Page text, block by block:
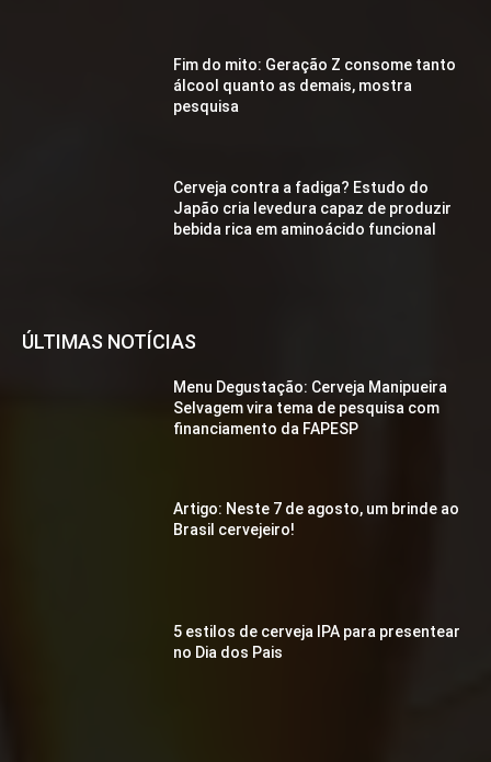
Fim do mito: Geração Z consome tanto
álcool quanto as demais, mostra
pesquisa
Cerveja contra a fadiga? Estudo do
Japão cria levedura capaz de produzir
bebida rica em aminoácido funcional
ÚLTIMAS NOTÍCIAS
Menu Degustação: Cerveja Manipueira
Selvagem vira tema de pesquisa com
financiamento da FAPESP
Artigo: Neste 7 de agosto, um brinde ao
Brasil cervejeiro!
5 estilos de cerveja IPA para presentear
no Dia dos Pais